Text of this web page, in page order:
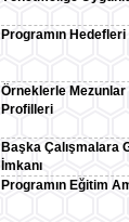
Programın Hedefleri
Örneklerle Mezunlar
Profilleri
Başka Çalışmalara
İmkanı
Programın Eğitim